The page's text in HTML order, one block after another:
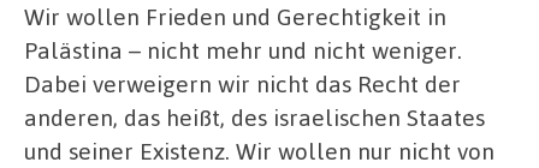
Wir wollen Frieden und Gerechtigkeit in
Palästina – nicht mehr und nicht weniger.
Dabei verweigern wir nicht das Recht der
anderen, das heißt, des israelischen Staates
und seiner Existenz. Wir wollen nur nicht von